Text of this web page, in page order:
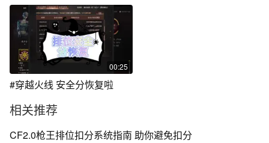
00:25
#穿越火线 安全分恢复啦
相关推荐
CF2.0枪王排位扣分系统指南 助你避免扣分